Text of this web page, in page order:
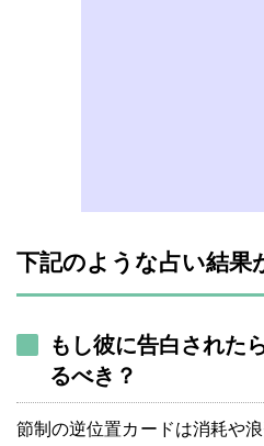
下記のような占い結果
もし彼に告白された
るべき？
節制の逆位置カードは消耗や